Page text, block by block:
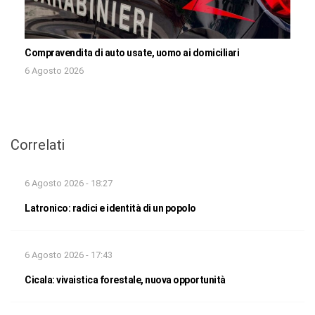
Compravendita di auto usate, uomo ai domiciliari
6 Agosto 2026
Correlati
6 Agosto 2026 - 18:27
Latronico: radici e identità di un popolo
6 Agosto 2026 - 17:43
Cicala: vivaistica forestale, nuova opportunità